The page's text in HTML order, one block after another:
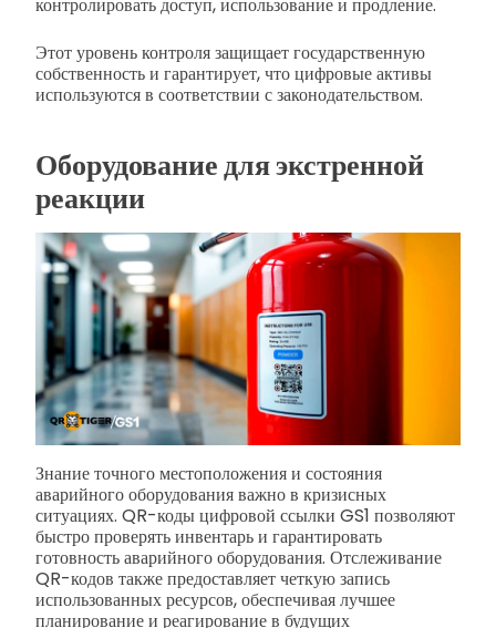
контролировать доступ, использование и продление.
Этот уровень контроля защищает государственную
собственность и гарантирует, что цифровые активы
используются в соответствии с законодательством.
Оборудование для экстренной
реакции
Знание точного местоположения и состояния
аварийного оборудования важно в кризисных
ситуациях. QR-коды цифровой ссылки GS1 позволяют
быстро проверять инвентарь и гарантировать
готовность аварийного оборудования. Отслеживание
QR-кодов также предоставляет четкую запись
использованных ресурсов, обеспечивая лучшее
планирование и реагирование в будущих